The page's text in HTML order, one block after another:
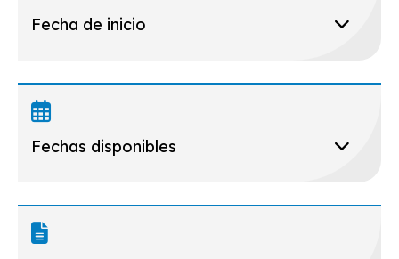
Fecha de inicio
Fechas disponibles